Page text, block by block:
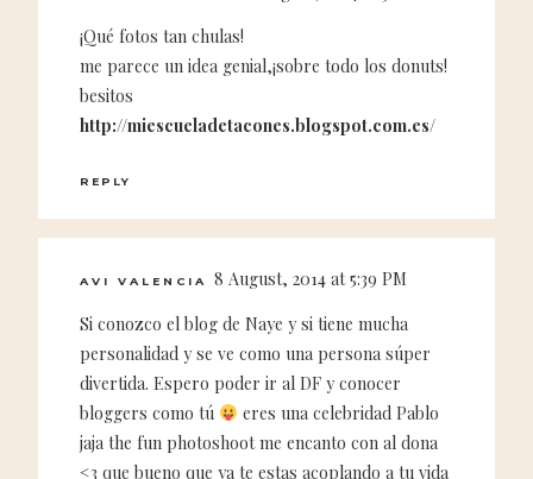
¡Qué fotos tan chulas!
me parece un idea genial,¡sobre todo los donuts!
besitos
http://miescueladetacones.blogspot.com.es/
REPLY
AVI VALENCIA
8 August, 2014 at 5:39 PM
Si conozco el blog de Naye y si tiene mucha
personalidad y se ve como una persona súper
divertida. Espero poder ir al DF y conocer
bloggers como tú
eres una celebridad Pablo
jaja the fun photoshoot me encanto con al dona
<3 que bueno que ya te estas acoplando a tu vida